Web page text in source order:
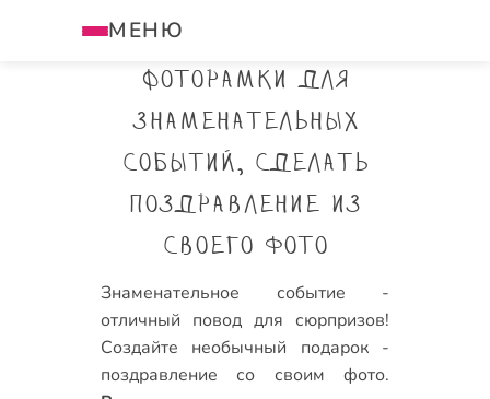
МЕНЮ
Фоторамки для
знаменательных
событий, сделать
поздравление из
своего фото
Знаменательное событие -
отличный повод для сюрпризов!
Создайте необычный подарок -
поздравление со своим фото.